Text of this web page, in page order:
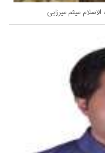
میثم میرزایی